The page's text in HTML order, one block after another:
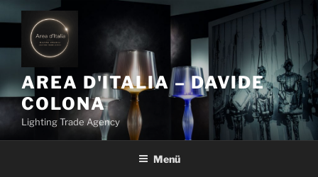
u
h
l
t
AREA D'ITALIA – DAVIDE
COLONA
Lighting Trade Agency
Menü